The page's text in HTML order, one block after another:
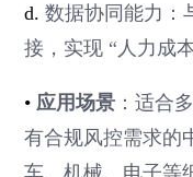
d.数据协同能力：
接，实现 “人力成
• 应用场景 ：适合
有合规风控需求的
车、机械、电子等